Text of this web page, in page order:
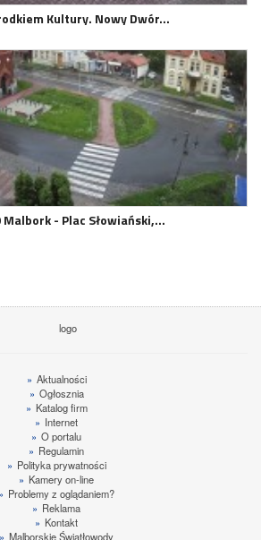
Kultury. Nowy Dwór…
- Plac Słowiański,…
» Aktualności
» Ogłosznia
» Katalog firm
» Internet
» O portalu
» Regulamin
» Polityka prywatności
» Kamery on-line
» Problemy z oglądaniem?
» Reklama
» Kontakt
» Malborskie Światłowody